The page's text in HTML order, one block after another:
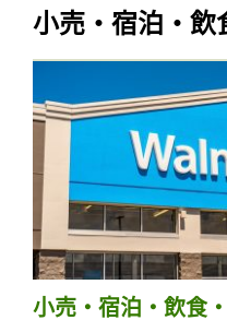
小売・宿泊・飲
小売・宿泊・飲食